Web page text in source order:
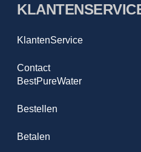
KlantenService
Contact
BestPureWater
Bestellen
Betalen